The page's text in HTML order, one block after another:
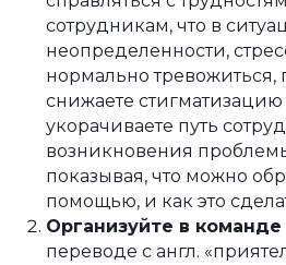
сотрудникам, что в
неопределенности,
нормально тревожиться,
снижаете стигматизацию
укорачиваете путь
возникновения
показывая, что можно
помощью, и как это
Организуйте в
переводе с англ.